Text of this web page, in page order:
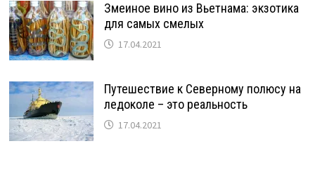
Змеиное вино из Вьетнама: экзотика
для самых смелых
17.04.2021
Путешествие к Северному полюсу на
ледоколе – это реальность
17.04.2021